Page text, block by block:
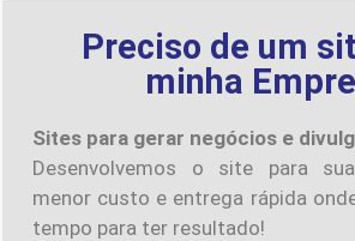
Preciso de um
minha
Sites para gerar negócios e
Desenvolvemos o site para
menor custo e entrega rápida
tempo para ter resultado!